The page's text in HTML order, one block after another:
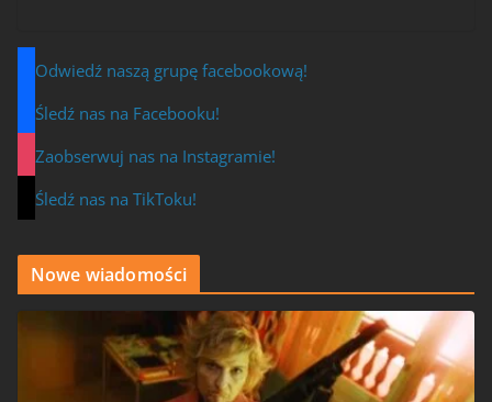
Odwiedź naszą grupę facebookową!
Śledź nas na Facebooku!
Zaobserwuj nas na Instagramie!
Śledź nas na TikToku!
Nowe wiadomości